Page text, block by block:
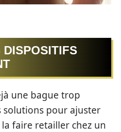
une bague trop
solutions pour ajuster
faire retailler chez un